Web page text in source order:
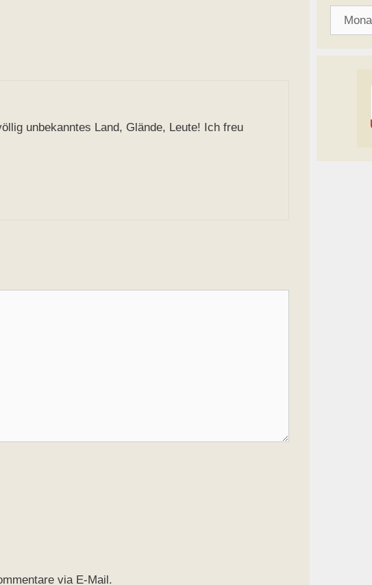
unbekanntes Land, Glände, Leute! Ich freu
via E-Mail.